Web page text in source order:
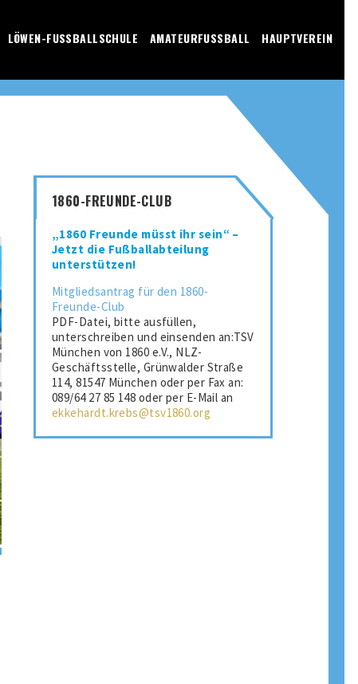
LÖWEN-FUSSBALLSCHULE AMATEURFUSSBALL HAUPTVEREIN
1860-FREUNDE-CLUB
„1860 Freunde müsst ihr sein“ –
Jetzt die Fußballabteilung
unterstützen!
Mitgliedsantrag für den 1860-
Freunde-Club
PDF-Datei, bitte ausfüllen,
unterschreiben und einsenden an:TSV
München von 1860 e.V., NLZ-
Geschäftsstelle, Grünwalder Straße
114, 81547 München oder per Fax an:
089/64 27 85 148 oder per E-Mail an
ekkehardt.krebs@tsv1860.org